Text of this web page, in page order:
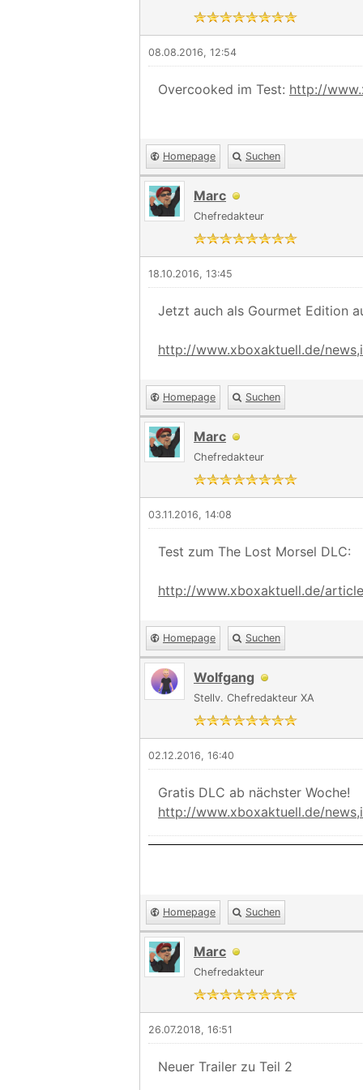
08.08.2016, 12:54
Overcooked im Test: http://
Homepage Suchen
Marc
Chefredakteur
18.10.2016, 13:45
Jetzt auch als Gourmet Edition
http://www.xboxaktuell.de/
Homepage Suchen
Marc
Chefredakteur
03.11.2016, 14:08
Test zum The Lost Morsel DLC:
http://www.xboxaktuell.de/
Homepage Suchen
Wolfgang
Stellv. Chefredakteur XA
02.12.2016, 16:40
Gratis DLC ab nächster Woche!
http://www.xboxaktuell.de/
Homepage Suchen
Marc
Chefredakteur
26.07.2018, 16:51
Neuer Trailer zu Teil 2